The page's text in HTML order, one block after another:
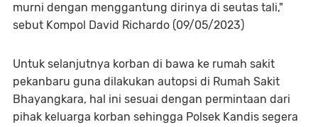
murni dengan menggantung dirinya di seutas tali,"
sebut Kompol David Richardo (09/05/2023)
Untuk selanjutnya korban di bawa ke rumah sakit
pekanbaru guna dilakukan autopsi di Rumah Sakit
Bhayangkara, hal ini sesuai dengan permintaan dari
pihak keluarga korban sehingga Polsek Kandis segera